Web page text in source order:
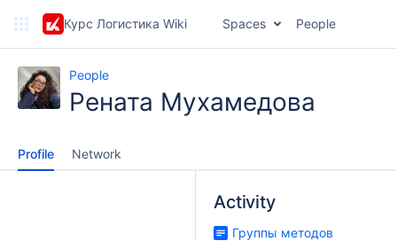
Курс Логистика Wiki Spaces People
People
Рената Мухамедова
Profile Network
Activity
Группы методов